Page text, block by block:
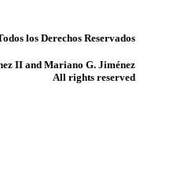
los Derechos Reservados
II and Mariano G. Jiménez
All rights reserved